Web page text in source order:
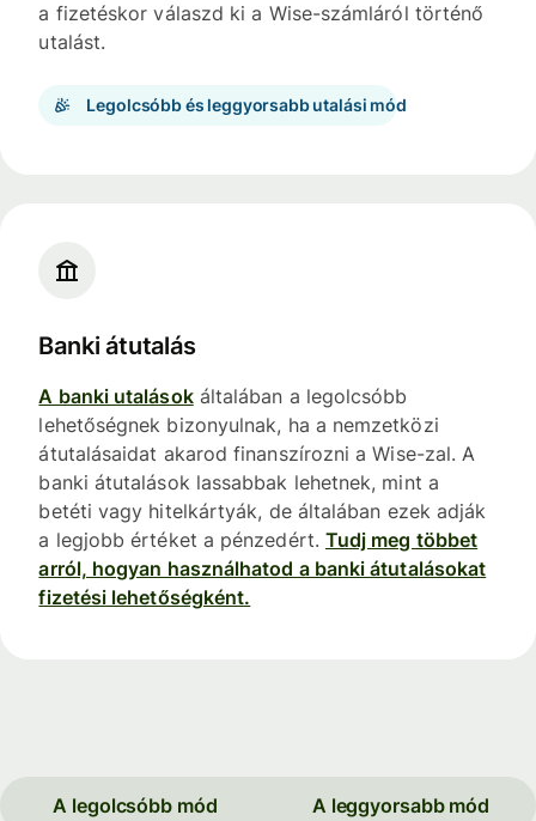
a fizetéskor válaszd ki a Wise-számláról történő
utalást.
Legolcsóbb és leggyorsabb utalási mód
Banki átutalás
A banki utalásokáltalában a legolcsóbb
lehetőségnek bizonyulnak, ha a nemzetközi
átutalásaidat akarod finanszírozni a Wise-zal. A
banki átutalások lassabbak lehetnek, mint a
betéti vagy hitelkártyák, de általában ezek adják
a legjobb értéket a pénzedért. Tudj meg többet
arról, hogyan használhatod a banki átutalásokat
fizetési lehetőségként.
A legolcsóbb mód A leggyorsabb mód